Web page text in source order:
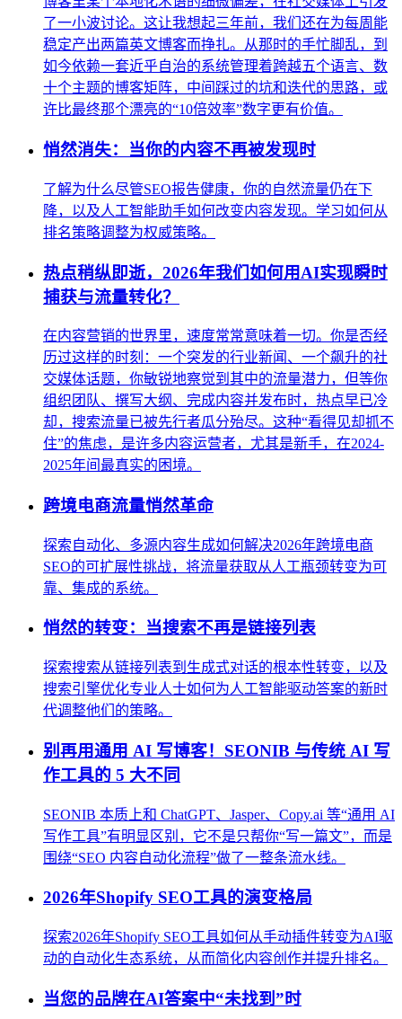
了一小波讨论。这让我想起三年前，我们还在为每周能
稳定产出两篇英文博客而挣扎。从那时的手忙脚乱，到
如今依赖一套近乎自治的系统管理着跨越五个语言、数
十个主题的博客矩阵，中间踩过的坑和迭代的思路，或
许比最终那个漂亮的“10倍效率”数字更有价值。
悄然消失：当你的内容不再被发现时
了解为什么尽管SEO报告健康，你的自然流量仍在下
降，以及人工智能助手如何改变内容发现。学习如何从
排名策略调整为权威策略。
热点稍纵即逝，2026年我们如何用AI实现瞬时
捕获与流量转化？
在内容营销的世界里，速度常常意味着一切。你是否经
历过这样的时刻：一个突发的行业新闻、一个飙升的社
交媒体话题，你敏锐地察觉到其中的流量潜力，但等你
组织团队、撰写大纲、完成内容并发布时，热点早已冷
却，搜索流量已被先行者瓜分殆尽。这种“看得见却抓不
住”的焦虑，是许多内容运营者，尤其是新手，在2024-
2025年间最真实的困境。
跨境电商流量悄然革命
探索自动化、多源内容生成如何解决2026年跨境电商
SEO的可扩展性挑战，将流量获取从人工瓶颈转变为可
靠、集成的系统。
悄然的转变：当搜索不再是链接列表
探索搜索从链接列表到生成式对话的根本性转变，以及
搜索引擎优化专业人士如何为人工智能驱动答案的新时
代调整他们的策略。
别再用通用 AI 写博客！SEONIB 与传统 AI 写
作工具的 5 大不同
SEONIB 本质上和 ChatGPT、Jasper、Copy.ai 等“通用 AI
写作工具”有明显区别，它不是只帮你“写一篇文”，而是
围绕“SEO 内容自动化流程”做了一整条流水线。
2026年Shopify SEO工具的演变格局
探索2026年Shopify SEO工具如何从手动插件转变为AI驱
动的自动化生态系统，从而简化内容创作并提升排名。
当您的品牌在AI答案中“未找到”时